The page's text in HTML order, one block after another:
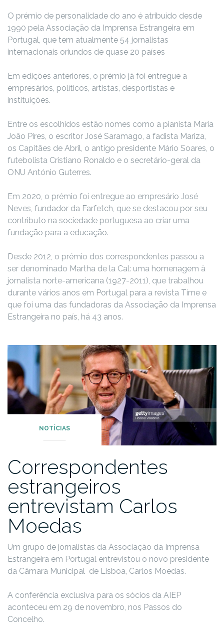
O prémio de personalidade do ano é atribuído desde
1990 pela Associação da Imprensa Estrangeira em
Portugal, que tem atualmente 54 jornalistas
internacionais oriundos de quase 20 países
Em edições anteriores, o prémio já foi entregue a
empresários, políticos, artistas, desportistas e
instituições.
Entre os escolhidos estão nomes como a pianista Maria
João Pires, o escritor José Saramago, a fadista Mariza,
os Capitães de Abril, o antigo presidente Mário Soares, o
futebolista Cristiano Ronaldo e o secretário-geral da
ONU António Guterres.
Em 2020, o prémio foi entregue ao empresário José
Neves, fundador da Farfetch, que se destacou por seu
contributo na sociedade portuguesa ao criar uma
fundação para a educação.
Desde 2012, o prémio dos correspondentes passou a
ser denominado Martha de la Cal: uma homenagem à
jornalista norte-americana (1927-2011), que trabalhou
durante vários anos em Portugal para a revista Time e
que foi uma das fundadoras da Associação da Imprensa
Estrangeira no país, há 43 anos.
NOTÍCIAS
Correspondentes
estrangeiros
entrevistam Carlos
Moedas
Um grupo de jornalistas da Associação da Imprensa
Estrangeira em Portugal entrevistou o novo presidente
da Câmara Municipal de Lisboa, Carlos Moedas.
A conferência exclusiva para os sócios da AIEP
aconteceu em 29 de novembro, nos Passos do
Concelho.